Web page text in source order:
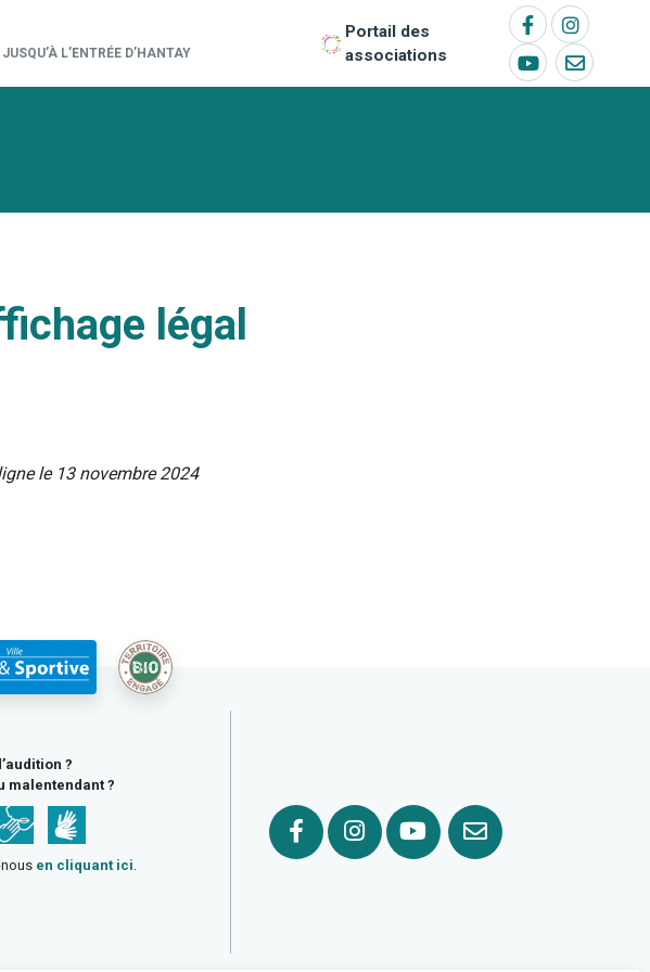
L’ENTRÉE D’HANTAY
Portail des
associations
légal
le 13 novembre 2024
?
malentendant ?
en cliquant ici.